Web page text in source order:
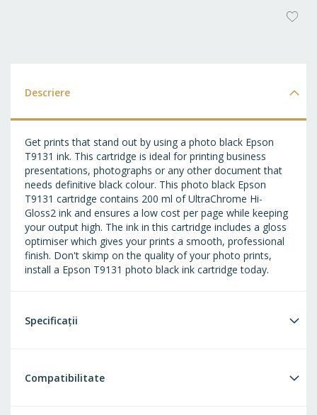
Descriere
Get prints that stand out by using a photo black Epson
T9131 ink. This cartridge is ideal for printing business
presentations, photographs or any other document that
needs definitive black colour. This photo black Epson
T9131 cartridge contains 200 ml of UltraChrome Hi-
Gloss2 ink and ensures a low cost per page while keeping
your output high. The ink in this cartridge includes a gloss
optimiser which gives your prints a smooth, professional
finish. Don't skimp on the quality of your photo prints,
install a Epson T9131 photo black ink cartridge today.
Specificații
Compatibilitate